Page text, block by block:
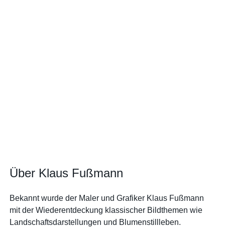
Über Klaus Fußmann
Bekannt wurde der Maler und Grafiker Klaus Fußmann
mit der Wiederentdeckung klassischer Bildthemen wie
Landschaftsdarstellungen und Blumenstillleben.